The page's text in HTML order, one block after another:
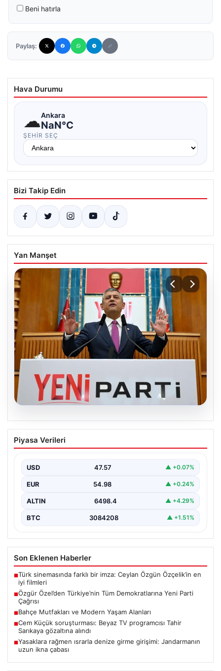
Beni hatırla
Paylaş:
Hava Durumu
☁Ankara
NaN°C
ŞEHIR SEÇ
Bizi Takip Edin
Yan Manşet
Özgür Özel’den Türkiye’nin Tüm
Demokratlarına Yeni Parti Çağrısı
Meclis'te gerçekleştirdiği ilk grup toplantısında önemli
açıklamalarda…
Piyasa Verileri
USD 47.57 ▲ +0.07%
EUR 54.98 ▲ +0.24%
ALTIN 6498.4 ▲ +4.29%
BTC 3084208 ▲ +1.51%
Son Eklenen Haberler
■Türk sinemasında farklı bir imza: Ceylan Özgün Özçelik’in en
iyi filmleri
■Özgür Özel’den Türkiye’nin Tüm Demokratlarına Yeni Parti
Çağrısı
■Bahçe Mutfakları ve Modern Yaşam Alanları
■Cem Küçük soruşturması: Beyaz TV programcısı Tahir
Sarıkaya gözaltına alındı
■Yasaklara rağmen ısrarla denize girme girişimi: Jandarmanın
uzun ikna çabası